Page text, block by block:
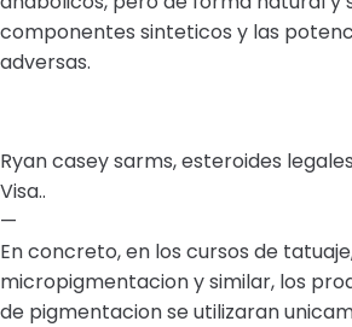
componentes sinteticos y las
adversas.
Ryan casey sarms, esteroides
Visa..
—
En concreto, en los cursos de
micropigmentacion y similar, los
de pigmentacion se utilizaran